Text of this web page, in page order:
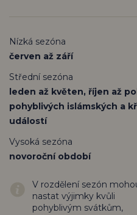
Nízká sezóna
červen až září
Střední sezóna
leden až květen, říjen až
pohyblivých islámských a
událostí
Vysoká sezóna
novoroční období
V rozdělení sezón
nastat výjimky kvůli
pohyblivým svátkům,